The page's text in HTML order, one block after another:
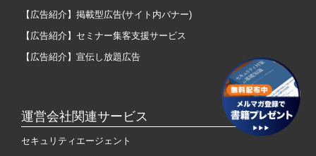
【広告紹介】掲載型広告(サイト内バナー)
【広告紹介】セミナー集客支援サービス
【広告紹介】宣伝し放題広告
運営会社関連サービス
セキュリティエージェント